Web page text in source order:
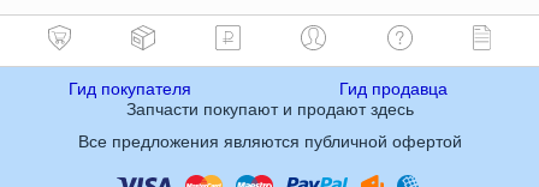
Гид покупателя
Гид продавца
Запчасти покупают и продают здесь
Все предложения являются публичной офертой